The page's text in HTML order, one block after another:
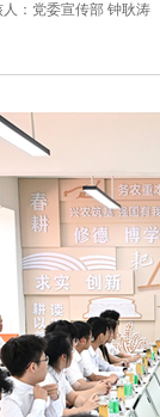
：党委宣传部 钟耿涛